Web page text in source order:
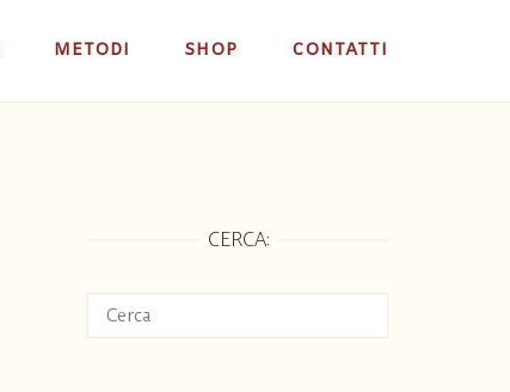
METODI SHOP CONTATTI
CERCA: